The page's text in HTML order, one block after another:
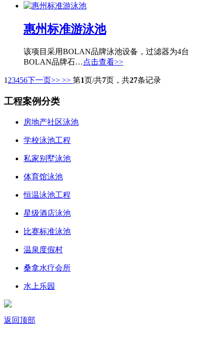
惠州标准游泳池
该项目采用BOLAN品牌泳池设备，过滤器为4台
BOLAN品牌石…点击查看>>
1 23456下一页>> >> 第1页/共7页，共27条记录
工程案例分类
房地产社区泳池
学校泳池工程
私家别墅泳池
体育馆泳池
恒温泳池工程
星级酒店泳池
比赛标准泳池
温泉度假村
桑拿水疗会所
水上乐园
返回顶部